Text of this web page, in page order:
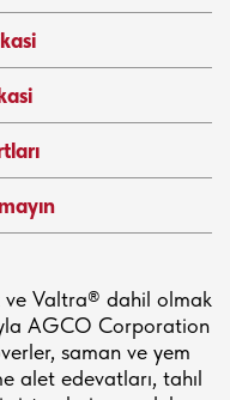
ve Valtra® dahil olmak
AGCO Corporation
saman ve yem
alet edevatları, tahıl